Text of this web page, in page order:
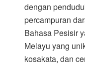
dengan
percampuran
Bahasa Pesisir
Melayu yang
kosakata, dan